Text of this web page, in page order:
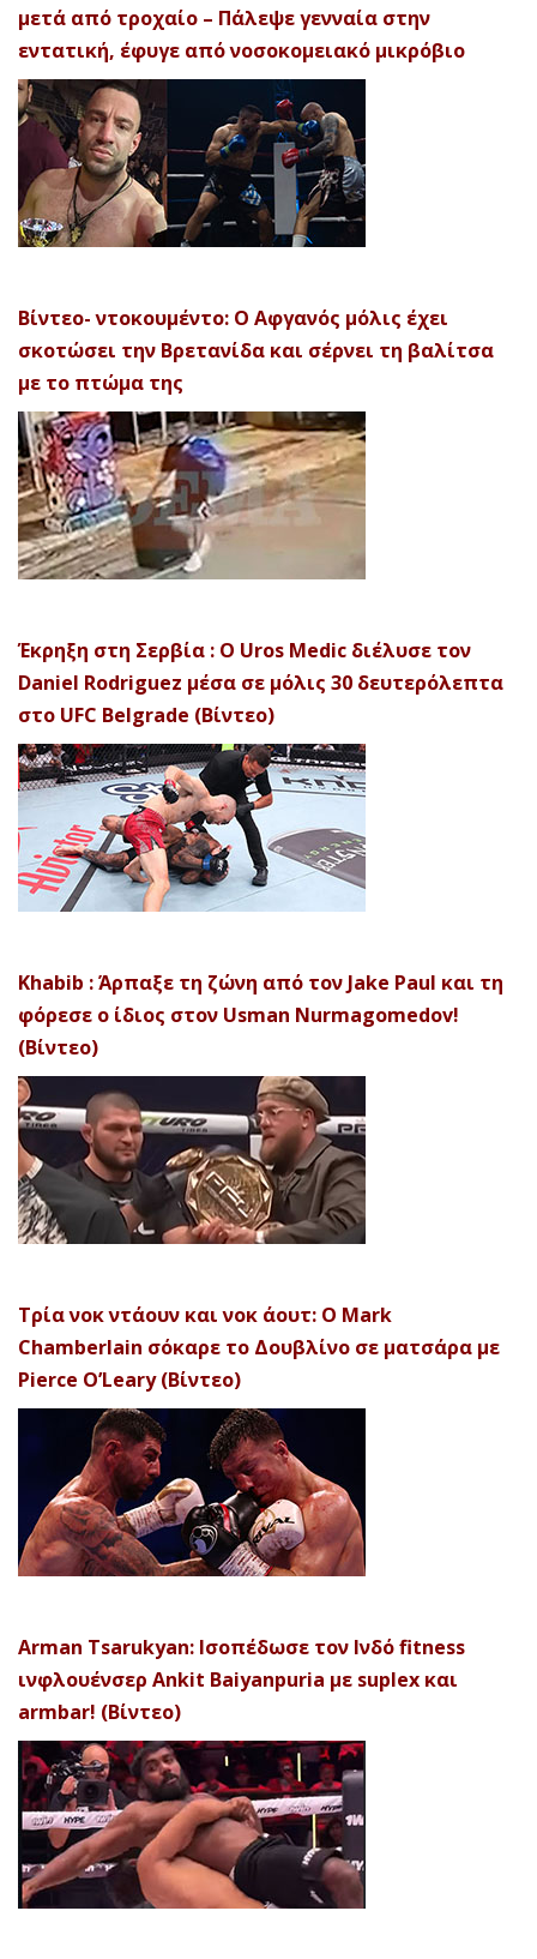
μετά από τροχαίο – Πάλεψε γενναία στην
εντατική, έφυγε από νοσοκομειακό μικρόβιο
Βίντεο- ντοκουμέντο: Ο Αφγανός μόλις έχει
σκοτώσει την Βρετανίδα και σέρνει τη βαλίτσα
με το πτώμα της
Έκρηξη στη Σερβία : Ο Uros Medic διέλυσε τον
Daniel Rodriguez μέσα σε μόλις 30 δευτερόλεπτα
στο UFC Belgrade (Βίντεο)
Khabib : Άρπαξε τη ζώνη από τον Jake Paul και τη
φόρεσε ο ίδιος στον Usman Nurmagomedov!
(Βίντεο)
Τρία νοκ ντάουν και νοκ άουτ: Ο Mark
Chamberlain σόκαρε το Δουβλίνο σε ματσάρα με
Pierce O’Leary (Βίντεο)
Arman Tsarukyan: Ισοπέδωσε τον Ινδό fitness
ινφλουένσερ Ankit Baiyanpuria με suplex και
armbar! (Βίντεο)